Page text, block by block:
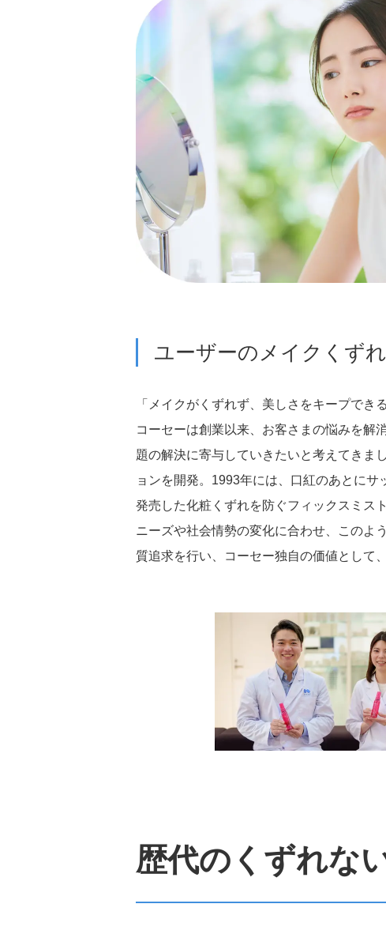
ト
人的資本経営
事業戦略推進のキーとなる人
組織風土の深化と進化
適材適所の配置
健康経営
ノーマライゼーション支援
ユーザーのメイクくず
「メイクがくずれず、美しさをキープでき
コーセーは創業以来、お客さまの悩みを解
題の解決に寄与していきたいと考えてきま
ョンを開発。1993年には、口紅のあとに
発売した化粧くずれを防ぐフィックスミス
ニーズや社会情勢の変化に合わせ、このよ
質追求を行い、コーセー独自の価値として
歴代のくずれな